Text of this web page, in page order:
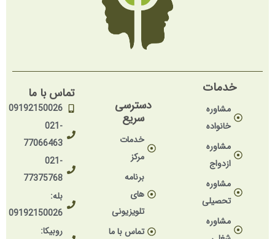
خدمات
مشاوره
خانواده
مشاوره
ازدواج
مشاوره
تحصیلی
مشاوره
دسترسی
سریع
خدمات
مرکز
های
تلویزیونی
تماس با ما
تماس با ما
09192150026
77066463
77375768
09192150026
روبیکا: